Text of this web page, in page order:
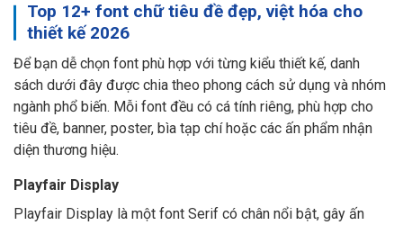
Top 12+ font chữ tiêu đề đẹp, việt hóa cho
thiết kế 2026
Để bạn dễ chọn font phù hợp với từng kiểu thiết kế, danh
sách dưới đây được chia theo phong cách sử dụng và nhóm
ngành phổ biến. Mỗi font đều có cá tính riêng, phù hợp cho
tiêu đề, banner, poster, bìa tạp chí hoặc các ấn phẩm nhận
diện thương hiệu.
Playfair Display
Playfair Display là một font Serif có chân nổi bật, gây ấn